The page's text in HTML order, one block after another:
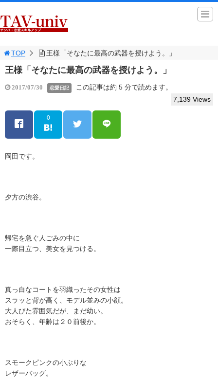
TOP 王様「そなたに最高の武器を授けよう。」
王様「そなたに最高の武器を授けよう。」
2017/07/30 恋愛日記
この記事は約 5 分で読めます。
7,139 Views
0
岡田です。
夕方の渋谷。
帰宅を急ぐ人ごみの中に
一際目立つ、美女を見つける。
真っ白なコートを羽織ったその女性は
スラッと背が高く、モデル並みの小顔。
大人びた雰囲気だが、まだ幼い。
おそらく、年齢は２０前後か。
スモークピンクの小ぶりな
レザーバッグ。